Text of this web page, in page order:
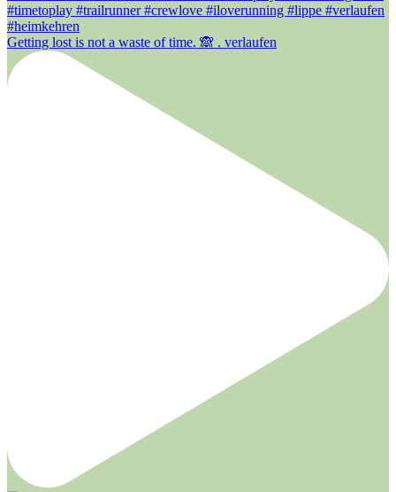
Getting lost is not a waste of time. 🙈 . verlaufen